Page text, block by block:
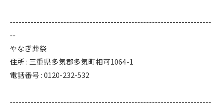
--------------------------------------------------------------------
--
やなぎ葬祭
住所 : 三重県多気郡多気町相可1064-1
電話番号 : 0120-232-532
--------------------------------------------------------------------